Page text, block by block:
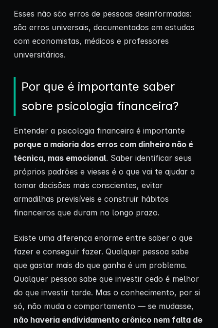
Esses não são erros de pessoas desinformadas:
são erros universais, documentados em estudos
com economistas, médicos e professores
universitários.
Por que é importante saber
sobre psicologia financeira?
Entender a psicologia financeira é importante
porque a maioria dos erros com dinheiro não é
técnica, mas emocional. Saber identificar seus
próprios padrões e vieses é o que vai te ajudar a
tomar decisões mais conscientes, evitar
armadilhas previsíveis e construir hábitos
financeiros que duram no longo prazo.
Existe uma diferença enorme entre saber o que
fazer e conseguir fazer. Qualquer pessoa sabe
que gastar mais do que ganha é um problema.
Qualquer pessoa sabe que investir cedo é melhor
do que investir tarde. Mas o conhecimento, por si
só, não muda o comportamento — se mudasse,
não haveria endividamento crônico nem falta de